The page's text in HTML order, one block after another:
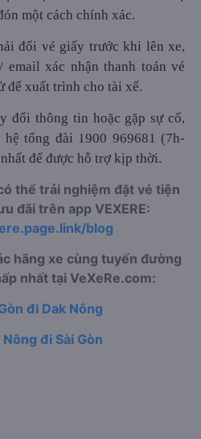
một cách chính xác.
đổi vé giấy trước khi lên xe,
email xác nhận thanh toán vé
để xuất trình cho tài xế.
đổi thông tin hoặc gặp sự cố,
tổng đài 1900 969681 (7h-
để được hỗ trợ kịp thời.
thể trải nghiệm đặt vé tiện
đãi trên app VEXERE:
blog
hãng xe cùng tuyến đường
nhất tại VeXeRe.com:
đi Dak Nông
đi Sài Gòn